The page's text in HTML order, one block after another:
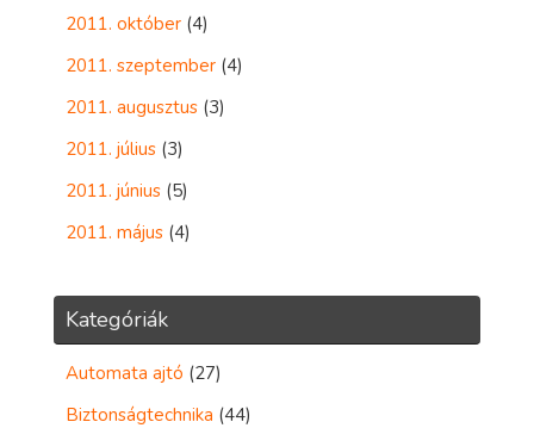
2011. október (4)
2011. szeptember (4)
2011. augusztus (3)
2011. július (3)
2011. június (5)
2011. május (4)
Kategóriák
Automata ajtó (27)
Biztonságtechnika (44)